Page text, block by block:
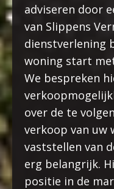
adviseren door
van Slippens
dienstverlening
woning start
We bespreken
over de te
verkoop van uw
vaststellen van
erg belangrijk.
positie in de
TELEFOONNUMMER
UW
VRAAG
/
OPMERKING